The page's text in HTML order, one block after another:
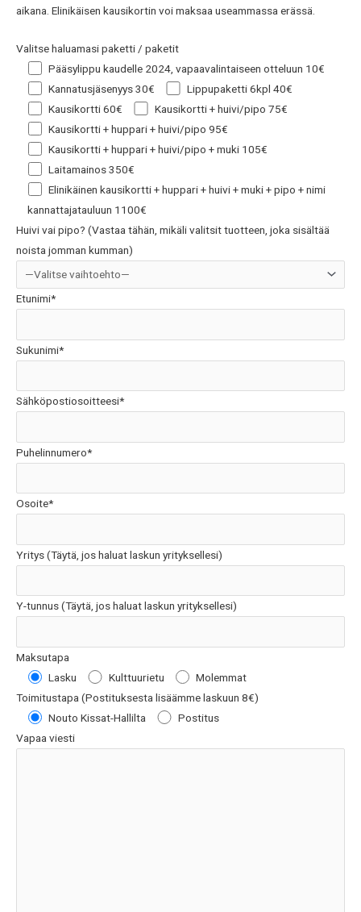
aikana. Elinikäisen kausikortin voi maksaa useammassa erässä.
Valitse haluamasi paketti / paketit
Pääsylippu kaudelle 2024, vapaavalintaiseen otteluun 10€
Kannatusjäsenyys 30€
Lippupaketti 6kpl 40€
Kausikortti 60€
Kausikortti + huivi/pipo 75€
Kausikortti + huppari + huivi/pipo 95€
Kausikortti + huppari + huivi/pipo + muki 105€
Laitamainos 350€
Elinikäinen kausikortti + huppari + huivi + muki + pipo + nimi
kannattajatauluun 1100€
Huivi vai pipo? (Vastaa tähän, mikäli valitsit tuotteen, joka sisältää
noista jomman kumman)
Etunimi*
Sukunimi*
Sähköpostiosoitteesi*
Puhelinnumero*
Osoite*
Yritys (Täytä, jos haluat laskun yrityksellesi)
Y-tunnus (Täytä, jos haluat laskun yrityksellesi)
Maksutapa
Lasku
Kulttuurietu
Molemmat
Toimitustapa (Postituksesta lisäämme laskuun 8€)
Nouto Kissat-Hallilta
Postitus
Vapaa viesti